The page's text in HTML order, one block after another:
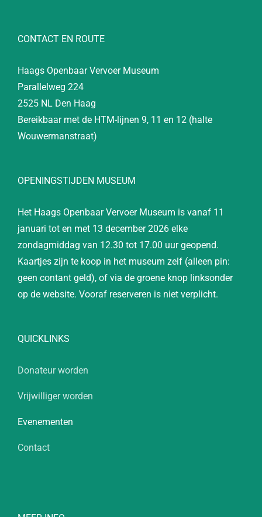
CONTACT EN ROUTE
Haags Openbaar Vervoer Museum
Parallelweg 224
2525 NL Den Haag
Bereikbaar met de HTM-lijnen 9, 11 en 12 (halte
Wouwermanstraat)
OPENINGSTIJDEN MUSEUM
Het Haags Openbaar Vervoer Museum is vanaf 11
januari tot en met 13 december 2026 elke
zondagmiddag van 12.30 tot 17.00 uur geopend.
Kaartjes zijn te koop in het museum zelf (alleen pin:
geen contant geld), of via de groene knop linksonder
op de website. Vooraf reserveren is niet verplicht.
QUICKLINKS
Donateur worden
Vrijwilliger worden
Evenementen
Contact